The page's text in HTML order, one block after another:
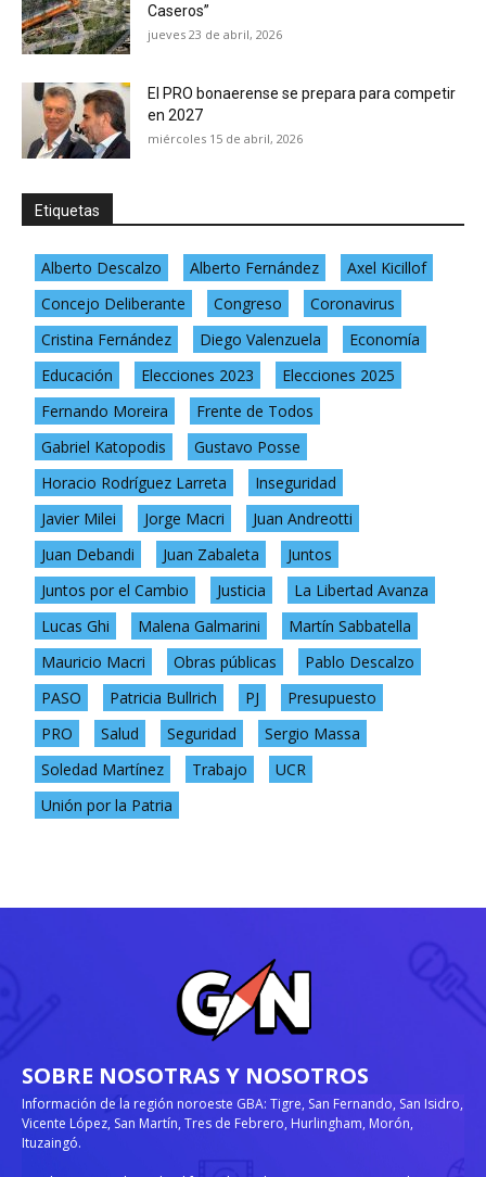
Caseros”
jueves 23 de abril, 2026
El PRO bonaerense se prepara para competir
en 2027
miércoles 15 de abril, 2026
Etiquetas
Alberto Descalzo Alberto Fernández
Axel Kicillof
Concejo Deliberante
Congreso
Coronavirus
Cristina Fernández
Diego Valenzuela
Economía
Educación
Elecciones 2023
Elecciones 2025
Fernando Moreira
Frente de Todos
Gabriel Katopodis
Gustavo Posse
Horacio Rodríguez Larreta
Inseguridad
Javier Milei
Jorge Macri
Juan Andreotti
Juan Debandi
Juan Zabaleta
Juntos
Juntos por el Cambio
Justicia
La Libertad Avanza
Lucas Ghi
Malena Galmarini
Martín Sabbatella
Mauricio Macri
Obras públicas
Pablo Descalzo
PASO
Patricia Bullrich PJ
Presupuesto
PRO
Salud Seguridad
Sergio Massa
Soledad Martínez
Trabajo
UCR
Unión por la Patria
SOBRE NOSOTRAS Y NOSOTROS
Información de la región noroeste GBA: Tigre, San Fernando, San Isidro,
Vicente López, San Martín, Tres de Febrero, Hurlingham, Morón,
Ituzaingó.